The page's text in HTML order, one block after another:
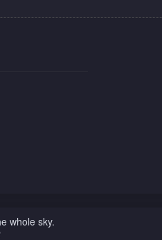
whole sky.